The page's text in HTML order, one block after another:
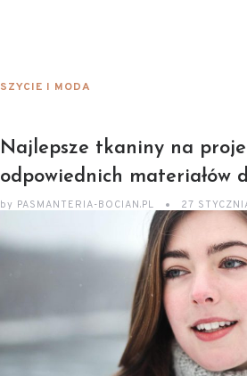
SZYCIE I MODA
Najlepsze tkaniny na
odpowiednich materiałów
by PASMANTERIA-BOCIAN.PL 27